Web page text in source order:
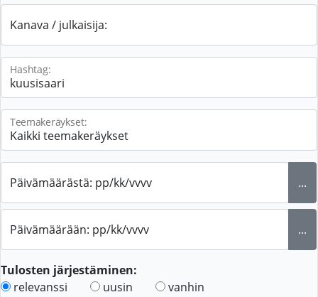
Kanava / julkaisija:
Hashtag:
Teemakeräykset:
Päivämäärästä: pp/kk/vvvv ...
Päivämäärään: pp/kk/vvvv ...
Tulosten järjestäminen:
relevanssi
uusin vanhin